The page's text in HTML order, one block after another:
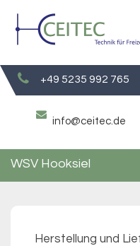
content
+49 5235 992 765
info@ceitec.de
WSV Hooksiel
Herstellung und